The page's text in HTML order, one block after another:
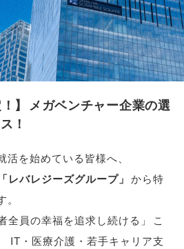
】 メガベンチャー企業の選
！
活を始めている皆様へ、
「レバレジーズグループ」 から特
。
全員の幸福を追求し続ける 」
こ
IT・医療介護・若手キャリア支